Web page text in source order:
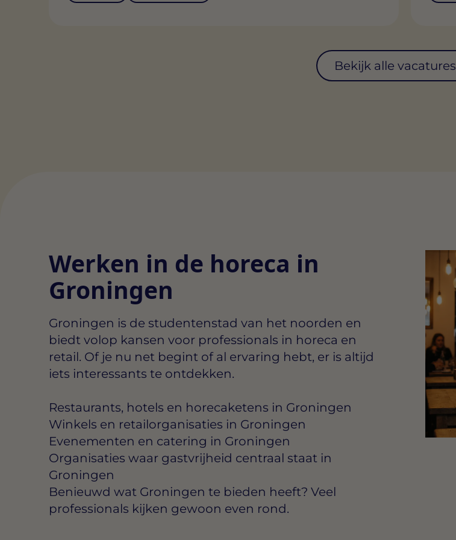
Bekijk alle vacatures
Werken in de horeca in
Groningen
Groningen is de studentenstad van het noorden en
biedt volop kansen voor professionals in horeca en
retail. Of je nu net begint of al ervaring hebt, er is altijd
iets interessants te ontdekken.
Restaurants, hotels en horecaketens in Groningen
Winkels en retailorganisaties in Groningen
Evenementen en catering in Groningen
Organisaties waar gastvrijheid centraal staat in
Groningen
Benieuwd wat Groningen te bieden heeft? Veel
professionals kijken gewoon even rond.